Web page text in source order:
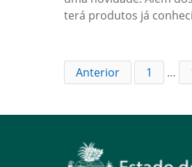
terá produtos já
Anterior 1 …